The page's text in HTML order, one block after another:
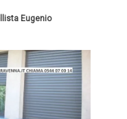
Eugenio